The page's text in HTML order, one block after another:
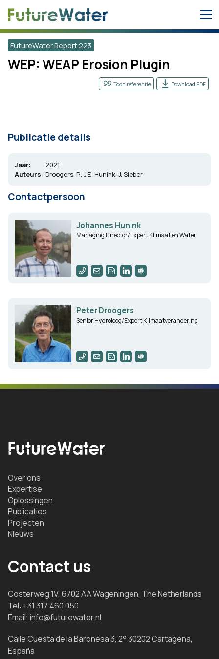
FutureWater Report 223
WEP: WEAP Erosion Plugin
Toon referentie Download PDF
Publicatie details
Jaar:
2021
Auteurs: Droogers, P., J.E. Hunink, J. Sieber
Contactpersoon
Johannes Hunink
Managing Director/Expert Klimaat en Water
Peter Droogers
Senior Hydroloog/Expert Klimaatverandering
Over ons
Expertise
Oplossingen
Publicaties
Projecten
Nieuws
Contact us
Costerweg 1V, 6702 AA Wageningen, The Netherlands
Tel: +31 317 460 050
Email: info@futurewater.nl
Calle Cuesta de la Baronesa 3, 2° 30202 Cartagena,
España